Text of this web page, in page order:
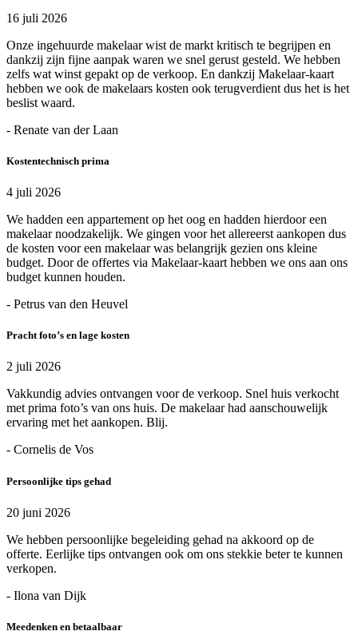
16 juli 2026
Onze ingehuurde makelaar wist de markt kritisch te begrijpen en
dankzij zijn fijne aanpak waren we snel gerust gesteld. We hebben
zelfs wat winst gepakt op de verkoop. En dankzij Makelaar-kaart
hebben we ook de makelaars kosten ook terugverdient dus het is het
beslist waard.
- Renate van der Laan
Kostentechnisch prima
4 juli 2026
We hadden een appartement op het oog en hadden hierdoor een
makelaar noodzakelijk. We gingen voor het allereerst aankopen dus
de kosten voor een makelaar was belangrijk gezien ons kleine
budget. Door de offertes via Makelaar-kaart hebben we ons aan ons
budget kunnen houden.
- Petrus van den Heuvel
Pracht foto’s en lage kosten
2 juli 2026
Vakkundig advies ontvangen voor de verkoop. Snel huis verkocht
met prima foto’s van ons huis. De makelaar had aanschouwelijk
ervaring met het aankopen. Blij.
- Cornelis de Vos
Persoonlijke tips gehad
20 juni 2026
We hebben persoonlijke begeleiding gehad na akkoord op de
offerte. Eerlijke tips ontvangen ook om ons stekkie beter te kunnen
verkopen.
- Ilona van Dijk
Meedenken en betaalbaar